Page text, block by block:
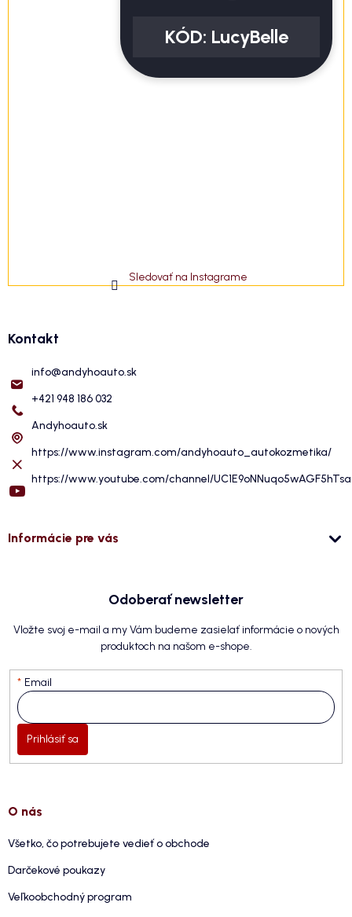
Sledovať na Instagrame
Kontakt
info@andyhoauto.sk
+421 948 186 032
Andyhoauto.sk
https://www.instagram.com/andyhoauto_autokozmetika/
https://www.youtube.com/channel/
Informácie pre vás
Odoberať newsletter
Vložte svoj e-mail a my Vám budeme zasielať informácie o nových
produktoch na našom e-shope.
Email
Prihlásiť sa
O nás
Všetko, čo potrebujete vedieť o obchode
Darčekové poukazy
Veľkoobchodný program
KÓD: LucyBelle